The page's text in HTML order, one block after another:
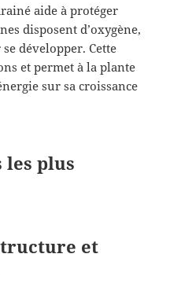
aide à protéger
disposent d’oxygène,
développer. Cette
et permet à la plante
sur sa croissance
plus
et